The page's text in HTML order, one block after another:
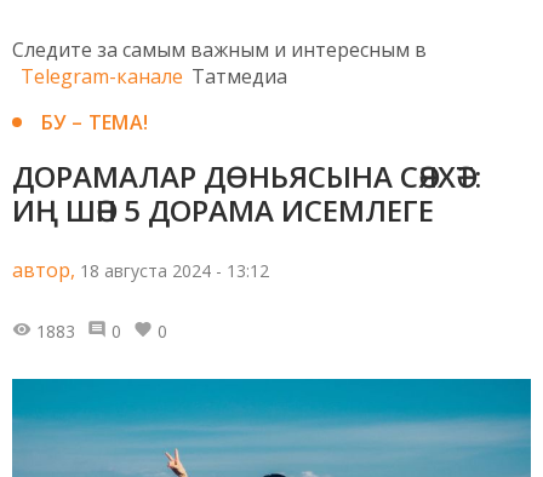
Следите за самым важным и интересным в
Telegram-канале Татмедиа
БУ – ТЕМА!
ДОРАМАЛАР ДӨНЬЯСЫНА СӘЯХӘТ:
ИҢ ШӘП 5 ДОРАМА ИСЕМЛЕГЕ
автор, 18 августа 2024 - 13:12
1883 0 0